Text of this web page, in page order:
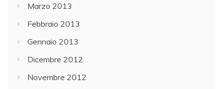
Marzo 2013
Febbraio 2013
Gennaio 2013
Dicembre 2012
Novembre 2012